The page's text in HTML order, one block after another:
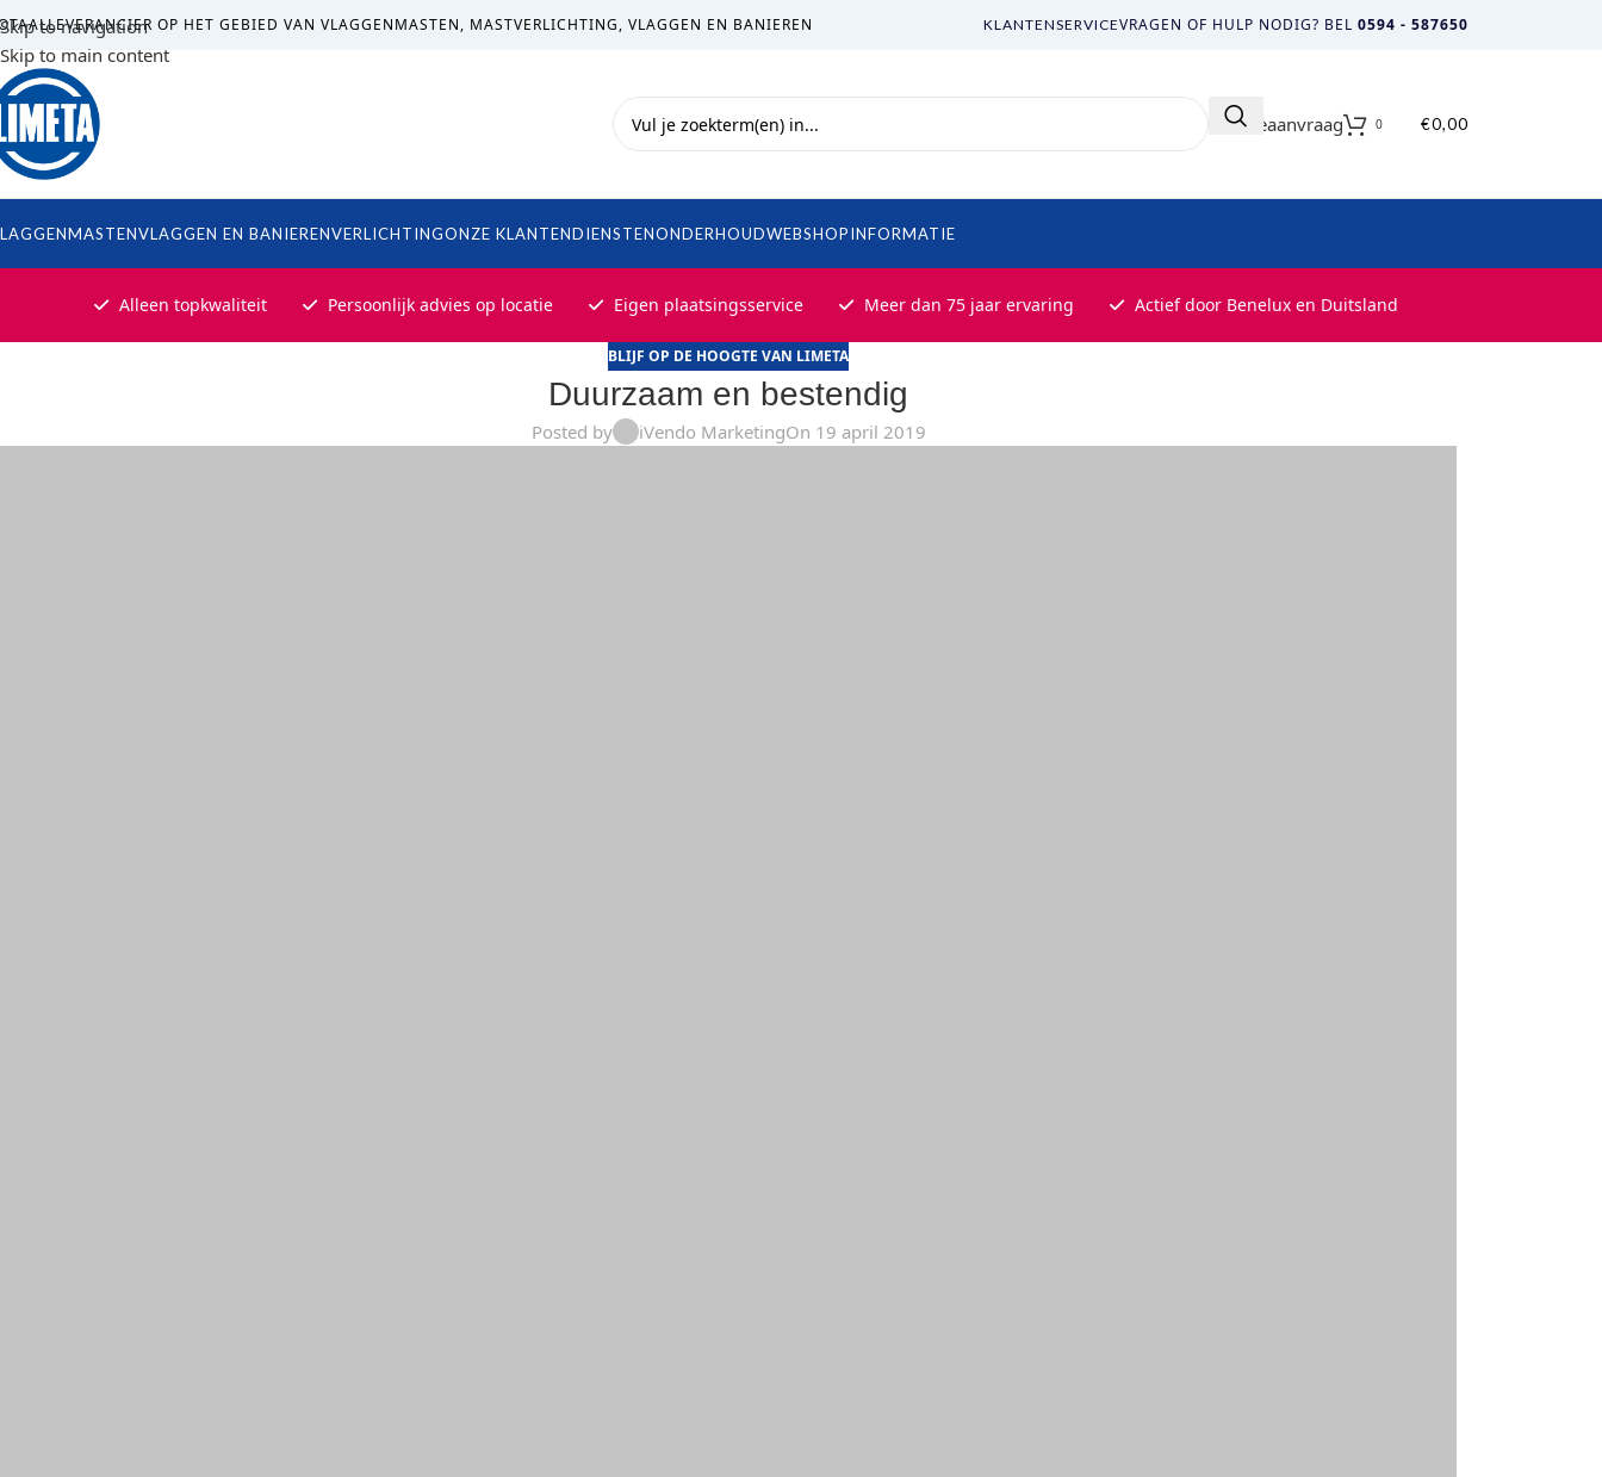
Skip to navigation
Skip to main content
OP HET GEBIED VAN VLAGGENMASTEN, MASTVERLICHTING, VLAGGEN EN BANIEREN KLANTENSERVICEVRAGEN OF HULP NODIG? BEL 0594 - 587650
Offerteaanvraag 0 €0,00
VLAGGEN EN BANIERENVERLICHTINGONZE KLANTENDIENSTENONDERHOUDWEBSHOPINFORMATIE
Alleen topkwaliteit Persoonlijk advies op locatie Eigen plaatsingsservice Meer dan 75 jaar ervaring Actief door Benelux en Duitsland
BLIJF OP DE HOOGTE VAN LIMETA
Duurzaam en bestendig
Posted by iVendo MarketingOn 19 april 2019